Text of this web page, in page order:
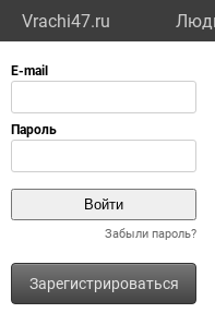
Vrachi47.ru
Забыли пароль?
Зарегистрироваться